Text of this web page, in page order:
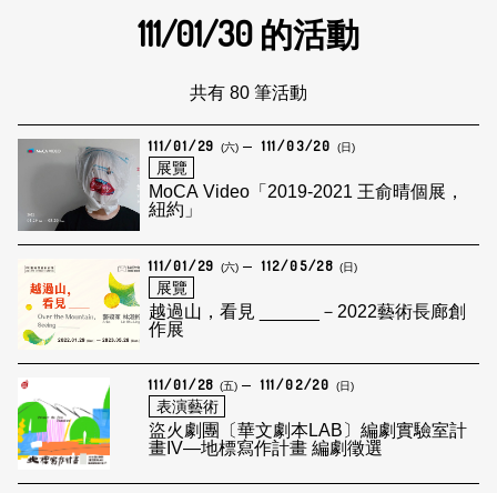
111/01/30 的活動
共有 80 筆活動
111/01/29 (六) 111/03/20 (日)
展覽
MoCA Video「2019-2021 王俞晴個展，
紐約」
111/01/29 (六) 112/05/28 (日)
展覽
越過山，看見 ______－2022藝術長廊創
作展
111/01/28 (五) 111/02/20 (日)
表演藝術
盜火劇團〔華文劇本LAB〕編劇實驗室計
畫IV—地標寫作計畫 編劇徵選